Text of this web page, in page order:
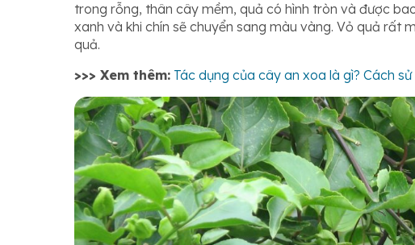
trong rỗng, thân cây mềm, quả có hình tròn và được
xanh và khi chín sẽ chuyển sang màu vàng. Vỏ quả rất
quả.
>>> Xem thêm: Tác dụng của cây an xoa là gì? Cách